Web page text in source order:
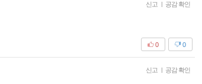
신고 | 공감 확인
0
0
신고 | 공감 확인